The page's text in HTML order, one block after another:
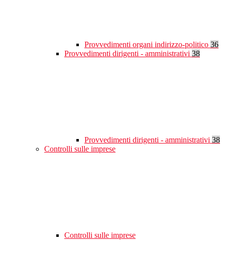
Provvedimenti organi indirizzo-politico 36
Provvedimenti dirigenti - amministrativi 38
Provvedimenti dirigenti - amministrativi 38
Controlli sulle imprese
Controlli sulle imprese